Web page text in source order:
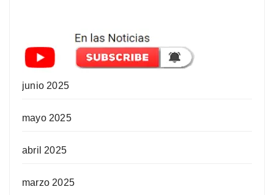
junio 2025
mayo 2025
abril 2025
marzo 2025